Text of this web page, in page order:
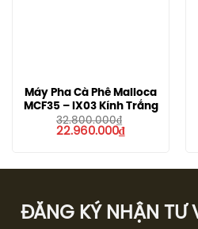
Máy Pha Cà Phê Malloca
MCF35 – IX03 Kính Trắng
32.800.000₫
Giá
22.960.000₫Giá
22.960.000₫.
ĐĂNG KÝ NHẬN TƯ